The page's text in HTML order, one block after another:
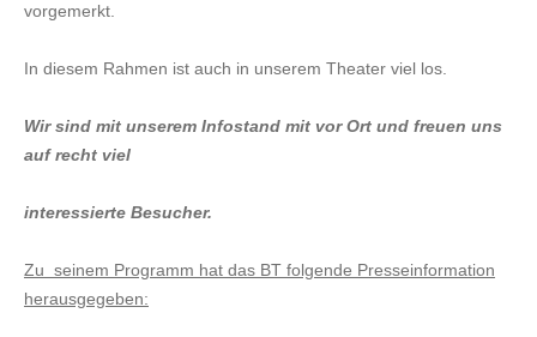
vorgemerkt.
In diesem Rahmen ist auch in unserem Theater viel los.
Wir sind mit unserem Infostand mit vor Ort und freuen uns
auf recht viel
interessierte Besucher.
Zu seinem Programm hat das BT folgende Presseinformation
herausgegeben: